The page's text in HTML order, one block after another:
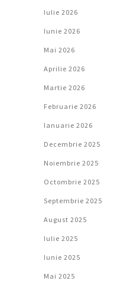
Iulie 2026
Iunie 2026
Mai 2026
Aprilie 2026
Martie 2026
Februarie 2026
Ianuarie 2026
Decembrie 2025
Noiembrie 2025
Octombrie 2025
Septembrie 2025
August 2025
Iulie 2025
Iunie 2025
Mai 2025